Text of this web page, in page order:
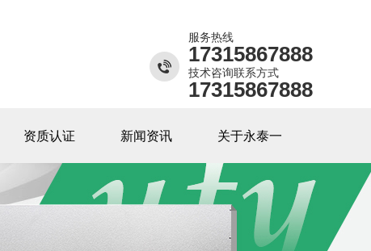
服务热线
17315867888
技术咨询联系方式
17315867888
资质认证 新闻资讯 关于永泰一